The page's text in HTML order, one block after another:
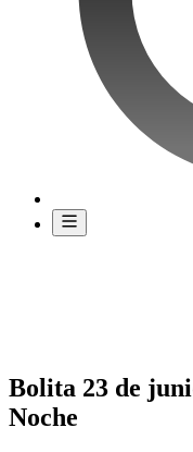
Bolita 23 de
Noche